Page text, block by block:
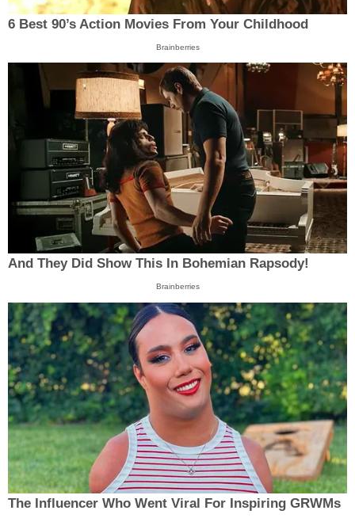
6 Best 90’s Action Movies From Your Childhood
Brainberries
And They Did Show This In Bohemian Rapsody!
Brainberries
The Influencer Who Went Viral For Inspiring GRWMs